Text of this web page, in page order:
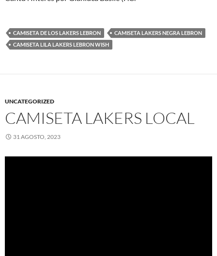
CAMISETA DE LOS LAKERS LEBRON
CAMISETA LAKERS NEGRA LEBRON
CAMISETA LILA LAKERS LEBRON WISH
UNCATEGORIZED
CAMISETA LAKERS LOCAL
31 AGOSTO, 2023